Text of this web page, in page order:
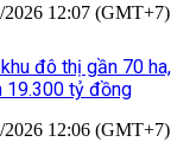
2026 12:07 (GMT+7)
đô thị gần 70 ha,
19.300 tỷ đồng
2026 12:06 (GMT+7)